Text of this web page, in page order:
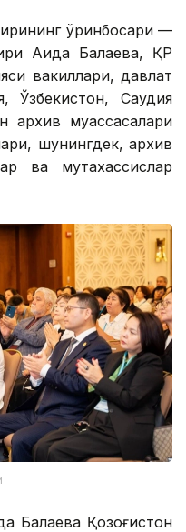
ўринбосари —
Аида Балаева, ҚР
вакиллари, давлат
Ўзбекистон, Саудия
архив муассасалари
шунингдек, архив
ва мутахассислар
Балаева Қозоғистон